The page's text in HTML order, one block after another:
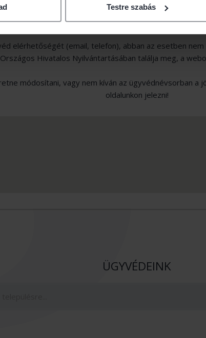
Testre szabás
elérhetőségét (email, telefon), abban az esetben
Hivatalos Nyilvántartásában találja meg, a
módosítani, vagy nem kíván az ügyvédnévsorban a
oldalunkon jelezni!
ÜGYVÉDEINK